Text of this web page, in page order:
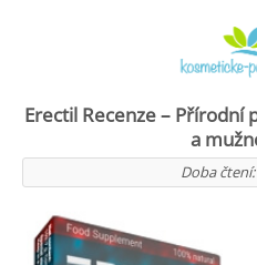
Erectil Recenze – Přírodní
a
Doba čtení: